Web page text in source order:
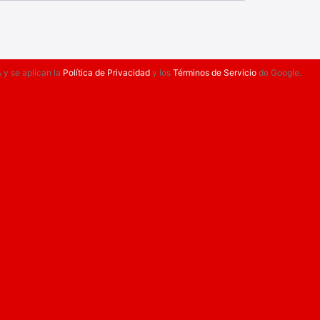
y se aplican la Política de Privacidad y losTérminos de Servicio de Google.